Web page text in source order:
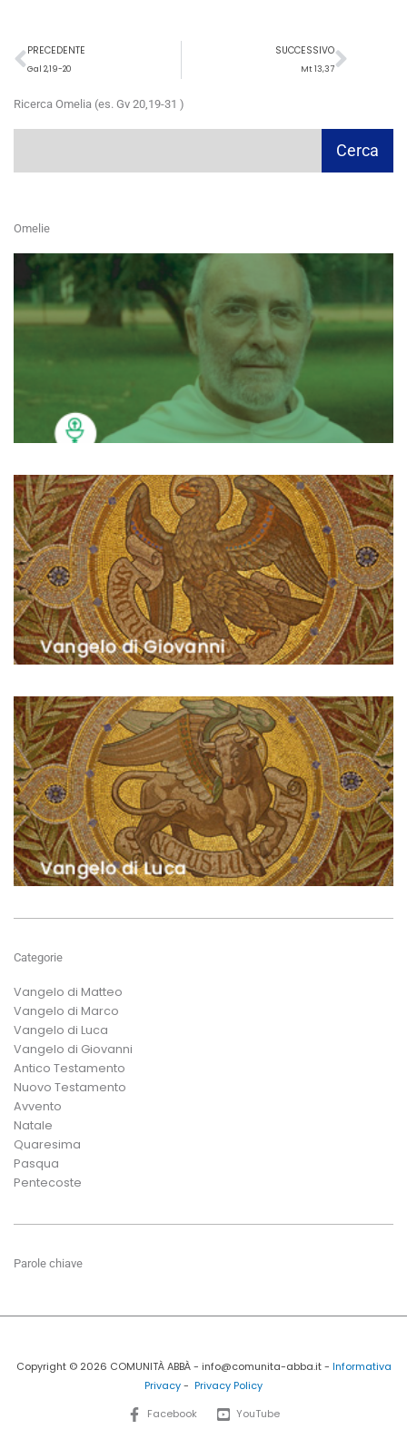
Precedente
PRECEDENTE
Gal 2,19-20
SUCCESSIVO
Mt 13,37
Ricerca Omelia (es. Gv 20,19-31 )
Cerca
Omelie
Categorie
Vangelo di Matteo
Vangelo di Marco
Vangelo di Luca
Vangelo di Giovanni
Antico Testamento
Nuovo Testamento
Avvento
Natale
Quaresima
Pasqua
Pentecoste
Parole chiave
Copyright © 2026 COMUNITÀ ABBÀ - info@comunita-abba.it - Informativa
Privacy - Privacy Policy
Facebook YouTube